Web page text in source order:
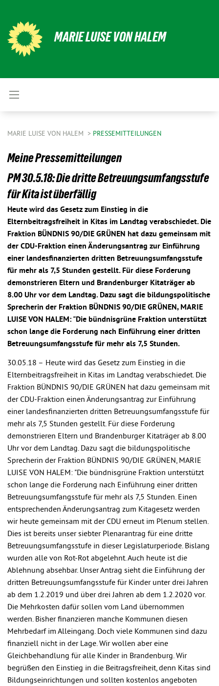
MARIE LUISE VON HALEM
MARIE LUISE VON HALEM PRESSEMITTEILUNGEN
Meine Pressemitteilungen
PM 30.5.18: Die dritte Betreuungsumfangsstufe
für Kita ist überfällig
Heute wird das Gesetz zum Einstieg in die
Elternbeitragsfreiheit in Kitas im Landtag verabschiedet. Die
Fraktion BÜNDNIS 90/DIE GRÜNEN hat dazu gemeinsam mit
der CDU-Fraktion einen Änderungsantrag zur Einführung
einer landesfinanzierten dritten Betreuungsumfangsstufe
für mehr als 7,5 Stunden gestellt. Für diese Forderung
demonstrieren Eltern und Brandenburger Kitaträger ab
8.00 Uhr vor dem Landtag. Dazu sagt die bildungspolitische
Sprecherin der Fraktion BÜNDNIS 90/DIE GRÜNEN, MARIE
LUISE VON HALEM: "Die bündnisgrüne Fraktion unterstützt
schon lange die Forderung nach Einführung einer dritten
Betreuungsumfangsstufe für mehr als 7,5 Stunden.
30.05.18 – Heute wird das Gesetz zum Einstieg in die
Elternbeitragsfreiheit in Kitas im Landtag verabschiedet. Die
Fraktion BÜNDNIS 90/DIE GRÜNEN hat dazu gemeinsam mit
der CDU-Fraktion einen Änderungsantrag zur Einführung
einer landesfinanzierten dritten Betreuungsumfangsstufe für
mehr als 7,5 Stunden gestellt. Für diese Forderung
demonstrieren Eltern und Brandenburger Kitaträger ab 8.00
Uhr vor dem Landtag. Dazu sagt die bildungspolitische
Sprecherin der Fraktion BÜNDNIS 90/DIE GRÜNEN, MARIE
LUISE VON HALEM: "Die bündnisgrüne Fraktion unterstützt
schon lange die Forderung nach Einführung einer dritten
Betreuungsumfangsstufe für mehr als 7,5 Stunden. Einen
entsprechenden Änderungsantrag zum Kitagesetz werden
wir heute gemeinsam mit der CDU erneut im Plenum stellen.
Dies ist bereits unser siebter Plenarantrag für eine dritte
Betreuungsumfangsstufe in dieser Legislaturperiode. Bislang
wurden alle von Rot-Rot abgelehnt. Auch heute ist die
Ablehnung absehbar. Unser Antrag sieht die Einführung der
dritten Betreuungsumfangsstufe für Kinder unter drei Jahren
ab dem 1.2.2019 und über drei Jahren ab dem 1.2.2020 vor.
Die Mehrkosten dafür sollen vom Land übernommen
werden. Bisher finanzieren manche Kommunen diesen
Mehrbedarf im Alleingang. Doch viele Kommunen sind dazu
finanziell nicht in der Lage. Wir wollen aber eine
Gleichbehandlung für alle Kinder in Brandenburg. Wir
begrüßen den Einstieg in die Beitragsfreiheit, denn Kitas sind
Bildungseinrichtungen und sollten kostenlos angeboten